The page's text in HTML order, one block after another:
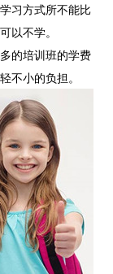
习方式所不能比
以不学。
的培训班的学费
不小的负担。